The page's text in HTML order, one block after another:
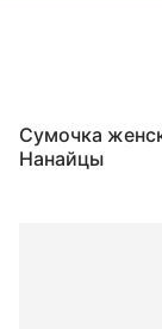
Сумочка
Нанайцы